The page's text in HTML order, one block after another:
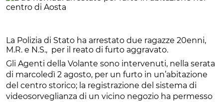
La Polizia di Stato ha arrestato due ragazze 20enni,
M.R. e N.S., per il reato di furto aggravato.
Gli Agenti della Volante sono intervenuti, nella serata
di marcoledì 2 agosto, per un furto in un’abitazione
del centro storico; la registrazione del sistema di
videosorveglianza di un vicino negozio ha permesso